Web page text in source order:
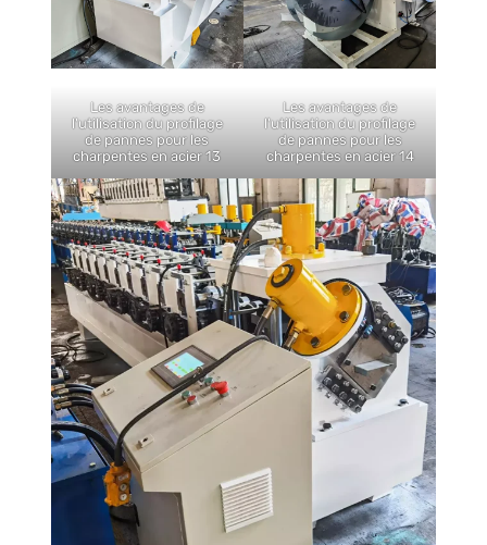
Les avantages de
l'utilisation du profilage
de pannes pour les
charpentes en acier 13
Les avantages de
l'utilisation du profilage
de pannes pour les
charpentes en acier 14